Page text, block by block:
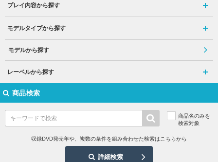
プレイ内容から探す
モデルタイプから探す
モデルから探す
レーベルから探す
商品検索
商品名のみを
検索対象
収録DVD発売年や、複数の条件を組み合わせた検索はこちらから
詳細検索